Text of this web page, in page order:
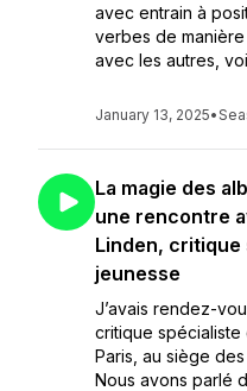
avec entrain à
verbes de
avec les autres,
January 13, 2025•
La magie des
une rencontre
Linden,
jeunesse
J’avais rendez-
critique spécialiste
Paris, au siège
Nous avons parlé